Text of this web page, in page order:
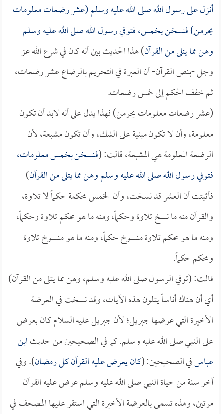
أنزل على رسول الله صلى الله عليه وسلم (عشر رضعات معلومات
يحرمن) فنسخن بخمس، فتوفي رسول الله صلى الله عليه وسلم
وهن مما يتلى من القرآن) هذا الحديث بين أنه كان في شرع الله عز
وجل -بنص القرآن- أن العبرة في التحريم بالرضاع عشر رضعات،
ثم خفف الحكم إلى خمس رضعات.
(عشر رضعات معلومات يحرمن) فهذا يدل على أنه لابد أن تكون
معلومة، وأن لا تكون مبنية على الشك، وأن تكون مشبعة، لأن
الرضعة المعلومة هي المشبعة، قالت: (فنسخن بخمس معلومات،
فتوفي رسول الله صلى الله عليه وسلم وهن مما يتلى من القرآن)
فأثبتت أن العشر قد نسخت، وأن الخمس محكمة حكماً لا تلاوة،
والقرآن منه ما نسخ تلاوة وحكماً، ومنه ما هو محكم تلاوة وحكماً،
ومنه ما هو محكم تلاوة منسوخ حكماً، ومنه ما هو منسوخ تلاوة
ومحكم حكماً.
قالت: (توفي الرسول صلى الله عليه وسلم، وهن مما يتلى من القرآن)
أي أن هناك أناساً يتلون هذه الآيات، وقد نسخت في العرضة
الأخيرة التي عرضها جبريل؛ لأن جبريل عليه السلام كان يعرض
على النبي صلى الله عليه وسلم. كما في الصحيحين من حديثابن
عباسفي الصحيحين: (كان يعرض عليه القرآن كل رمضان). وفي
آخر سنة من حياة النبي صلى الله عليه وسلم عرض عليه القرآن
مرتين، وهذه تسمى بالعرضة الأخيرة التي استقر عليها المصحف في